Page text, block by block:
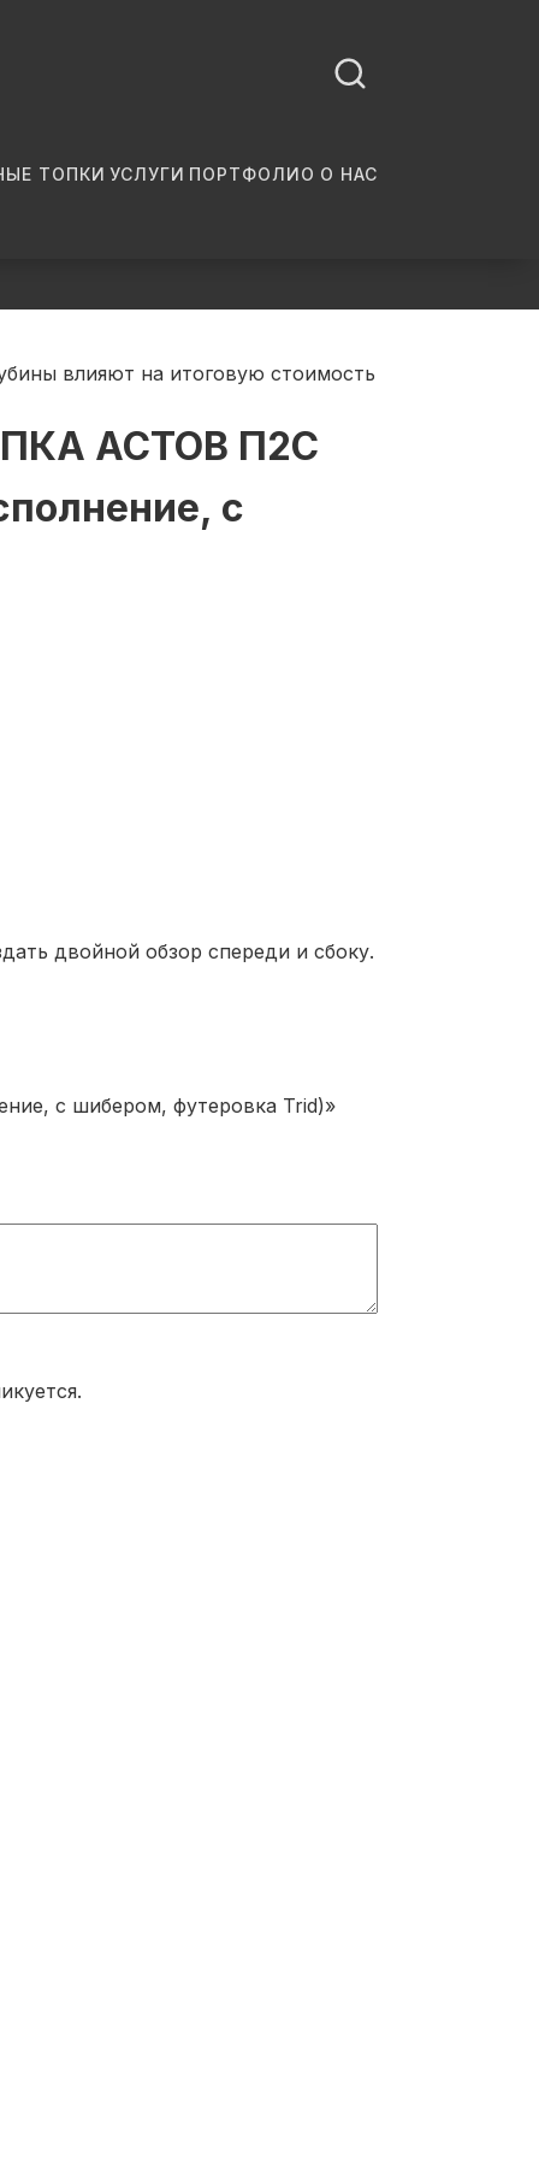
Подписаться в Telegram
Подписаться в Max
Поиск по каталогу
ТОПКИ УСЛУГИ ПОРТФОЛИО О НАС
влияют на итоговую стоимость
АСТОВ П2С
с
двойной обзор спереди и сбоку.
с шибером, футеровка Trid)»